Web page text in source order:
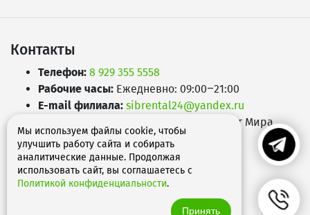
Контакты
Телефон: 8 929 355 5558
Рабочие часы: Ежедневно: 09:00–21:00
E-mail филиала: sibrental24@yandex.ru
Проспект Мира,
д.65А
Мы используем файлы cookie, чтобы
улучшить работу сайта и собирать
аналитические данные. Продолжая
использовать сайт, вы соглашаетесь с
Политикой конфиденциальности.
Принять